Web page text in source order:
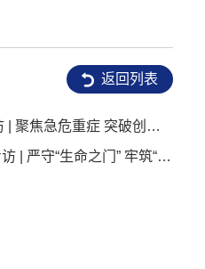
返回列表
焦急危重症 突破创新未来
守“生命之门” 牢筑“终极防线”